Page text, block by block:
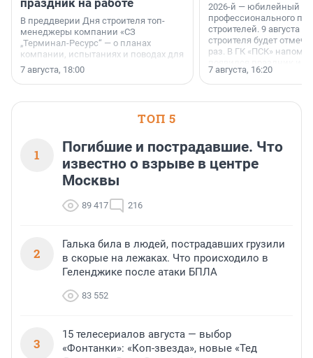
праздник на работе
В преддверии Дня строителя топ-
менеджеры компании «СЗ
„Терминал-Ресурс“ — о планах
компании, испытаниях и поводах для
осторожного оптимизма.
7 августа, 18:00
2026-й — юбилейный
профессионального
строителей. 9 августа
строителя будет
раз. В ГК «ПСК»
поменялась роль
7 августа, 16:20
ТОП 5
1
Погибшие и пострадавшие. Что
известно о взрыве в центре
Москвы
89 417 216
2
Галька била в людей, пострадавших грузили
в скорые на лежаках. Что происходило в
Геленджике после атаки БПЛА
83 552
3
15 телесериалов августа — выбор
«Фонтанки»: «Коп-звезда», новые «Тед